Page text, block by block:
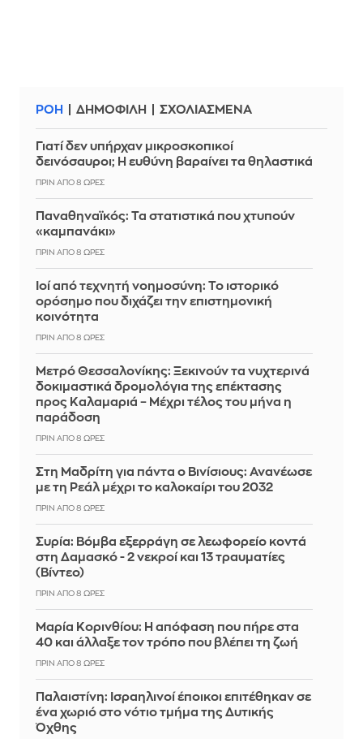
ΡΟΗ ΔΗΜΟΦΙΛΗ ΣΧΟΛΙΑΣΜΕΝΑ
Γιατί δεν υπήρχαν μικροσκοπικοί
δεινόσαυροι; Η ευθύνη βαραίνει τα θηλαστικά
ΠΡΙΝ ΑΠΌ 8 ΏΡΕΣ
Παναθηναϊκός: Τα στατιστικά που χτυπούν
«καμπανάκι»
ΠΡΙΝ ΑΠΌ 8 ΏΡΕΣ
Ιοί από τεχνητή νοημοσύνη: Το ιστορικό
ορόσημο που διχάζει την επιστημονική
κοινότητα
ΠΡΙΝ ΑΠΌ 8 ΏΡΕΣ
Μετρό Θεσσαλονίκης: Ξεκινούν τα νυχτερινά
δοκιμαστικά δρομολόγια της επέκτασης
προς Καλαμαριά – Μέχρι τέλος του μήνα η
παράδοση
ΠΡΙΝ ΑΠΌ 8 ΏΡΕΣ
Στη Μαδρίτη για πάντα ο Βινίσιους: Ανανέωσε
με τη Ρεάλ μέχρι το καλοκαίρι του 2032
ΠΡΙΝ ΑΠΌ 8 ΏΡΕΣ
Συρία: Βόμβα εξερράγη σε λεωφορείο κοντά
στη Δαμασκό - 2 νεκροί και 13 τραυματίες
(Βίντεο)
ΠΡΙΝ ΑΠΌ 8 ΏΡΕΣ
Μαρία Κορινθίου: Η απόφαση που πήρε στα
40 και άλλαξε τον τρόπο που βλέπει τη ζωή
ΠΡΙΝ ΑΠΌ 8 ΏΡΕΣ
Παλαιστίνη: Ισραηλινοί έποικοι επιτέθηκαν σε
ένα χωριό στο νότιο τμήμα της Δυτικής
Όχθης